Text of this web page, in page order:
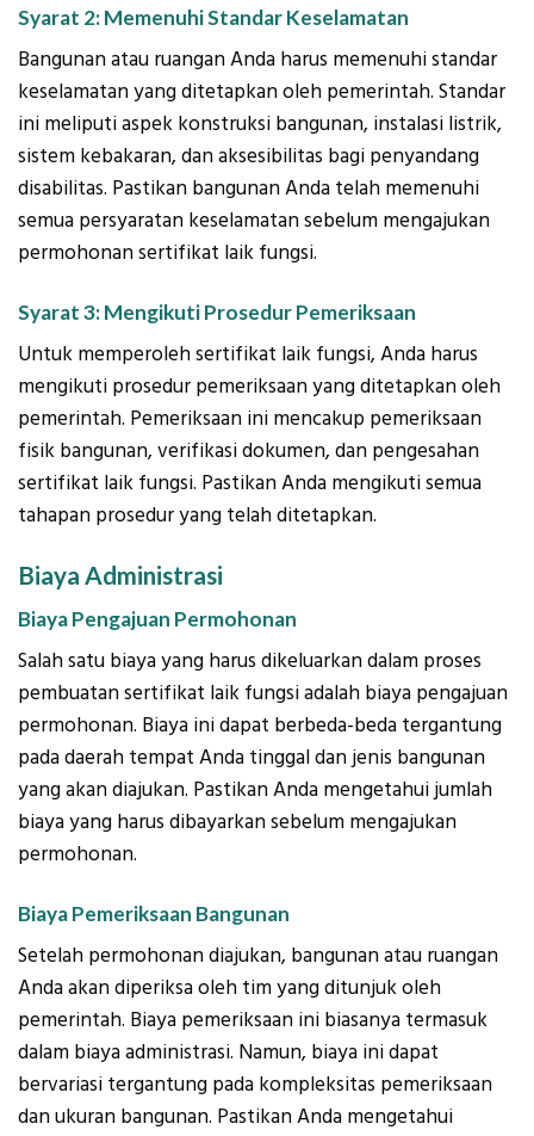
Syarat 2: Memenuhi Standar Keselamatan
Bangunan atau ruangan Anda harus memenuhi standar
keselamatan yang ditetapkan oleh pemerintah. Standar
ini meliputi aspek konstruksi bangunan, instalasi listrik,
sistem kebakaran, dan aksesibilitas bagi penyandang
disabilitas. Pastikan bangunan Anda telah memenuhi
semua persyaratan keselamatan sebelum mengajukan
permohonan sertifikat laik fungsi.
Syarat 3: Mengikuti Prosedur Pemeriksaan
Untuk memperoleh sertifikat laik fungsi, Anda harus
mengikuti prosedur pemeriksaan yang ditetapkan oleh
pemerintah. Pemeriksaan ini mencakup pemeriksaan
fisik bangunan, verifikasi dokumen, dan pengesahan
sertifikat laik fungsi. Pastikan Anda mengikuti semua
tahapan prosedur yang telah ditetapkan.
Biaya Administrasi
Biaya Pengajuan Permohonan
Salah satu biaya yang harus dikeluarkan dalam proses
pembuatan sertifikat laik fungsi adalah biaya pengajuan
permohonan. Biaya ini dapat berbeda-beda tergantung
pada daerah tempat Anda tinggal dan jenis bangunan
yang akan diajukan. Pastikan Anda mengetahui jumlah
biaya yang harus dibayarkan sebelum mengajukan
permohonan.
Biaya Pemeriksaan Bangunan
Setelah permohonan diajukan, bangunan atau ruangan
Anda akan diperiksa oleh tim yang ditunjuk oleh
pemerintah. Biaya pemeriksaan ini biasanya termasuk
dalam biaya administrasi. Namun, biaya ini dapat
bervariasi tergantung pada kompleksitas pemeriksaan
dan ukuran bangunan. Pastikan Anda mengetahui